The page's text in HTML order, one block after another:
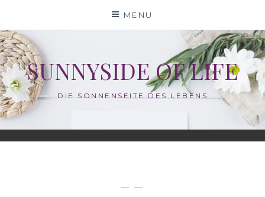
content
MENU
SUNNYSIDE OF LIFE
DIE SONNENSEITE DES LEBENS
— —